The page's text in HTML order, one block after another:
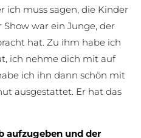
ich muss sagen, die Kinder
war ein Junge, der
hat. Zu ihm habe ich
ich nehme dich mit auf
ich ihn dann schön mit
ausgestattet. Er hat das
aufzugeben und der